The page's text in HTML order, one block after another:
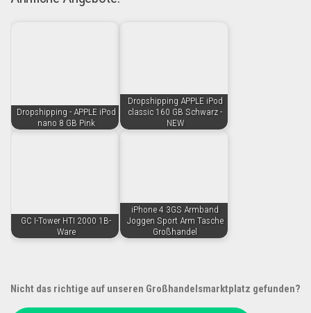
Dropshipping - APPLE iPod
nano 8 GB Pink
Dropshipping APPLE iPod
classic 160 GB Schwarz -
NEW
GC I-Tower HTI 2000 1B-
Ware
iPhone 4 3GS Armband
Joggen Sport Arm Tasche
Großhandel
Nicht das richtige auf unseren Großhandelsmarktplatz gefunden?